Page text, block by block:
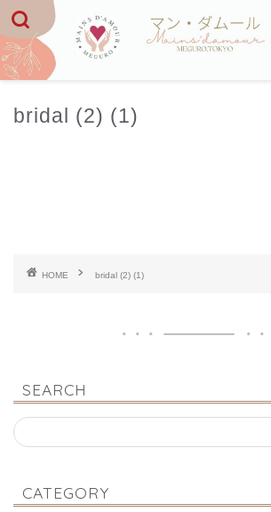
bridal (2) (1)
HOME bridal (2) (1)
SEARCH
CATEGORY